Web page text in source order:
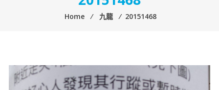
Home ⁄ 九龍 ⁄ 20151468